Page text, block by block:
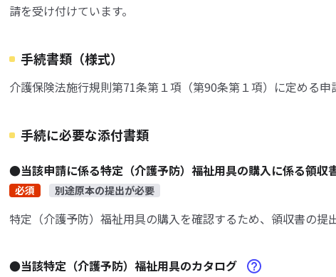
請を受け付けています。
手続書類（様式）
介護保険法施行規則第71条第１項（第90条第１項）に定める申
手続に必要な添付書類
●当該申請に係る特定（介護予防）福祉用具の購入に係る領収
必須 別途原本の提出が必要
特定（介護予防）福祉用具の購入を確認するため、領収書の提
●当該特定（介護予防）福祉用具のカタログ